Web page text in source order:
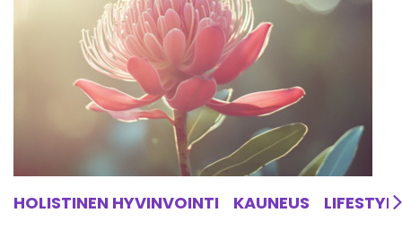
HOLISTINEN HYVINVOINTI KAUNEUS LIFESTYLE